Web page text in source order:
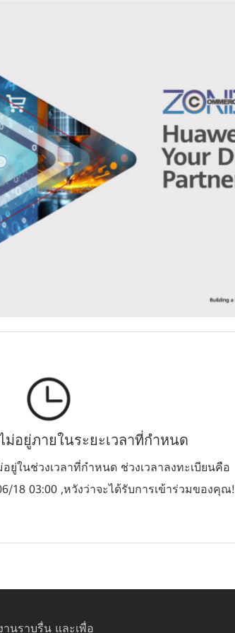
ม่อยู่ภายในระยะเวลาที่กำหนด
ยู่ในช่วงเวลาที่กำหนด ช่วงเวลาลงทะเบียนคือ
18 03:00 ,หวังว่าจะได้รับการเข้าร่วมของคุณ!
นราบรื่น และเพื่อ